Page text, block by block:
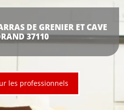
DE GRENIER ET CAVE
37110
les professionnels